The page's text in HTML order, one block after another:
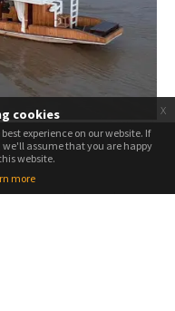
ROYAL แบบ
...
experience on our website. If
assume that you are happy
website.
cookies
experience on our website. If
assume that you are happy
website.
more
x